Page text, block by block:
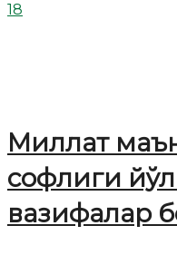
18
Миллат
софлиги
вазифалар